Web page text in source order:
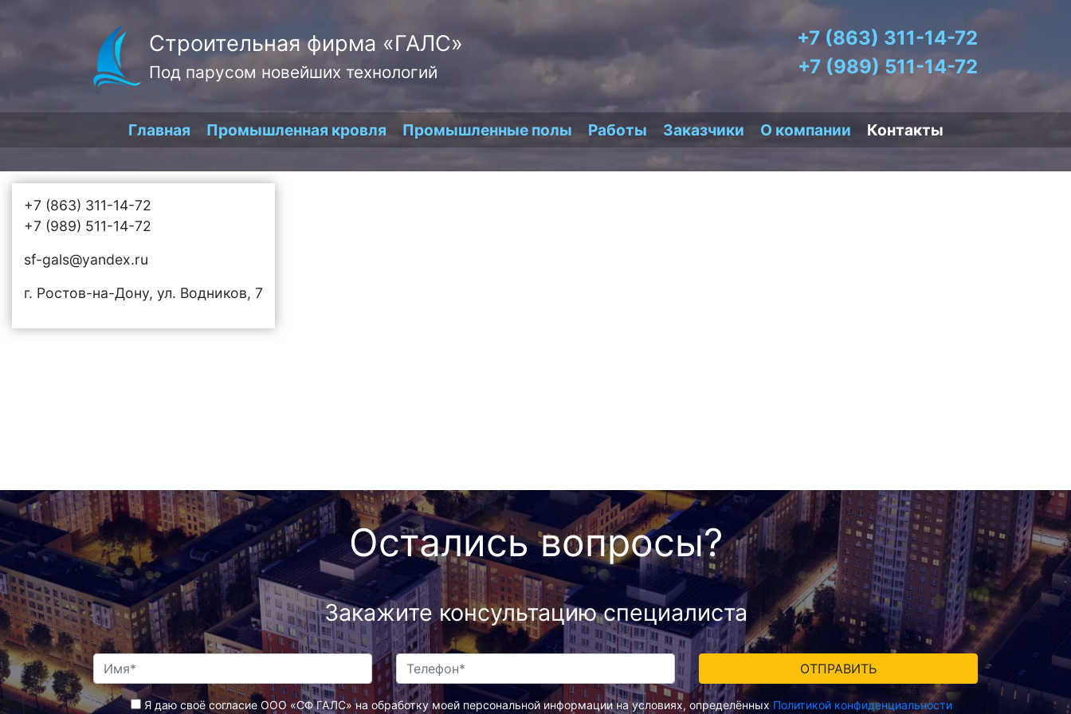
Строительная фирма «ГАЛС»
Под парусом новейших технологий
+7 (863) 311-14-72
+7 (989) 511-14-72
Главная Промышленная кровля Промышленные полы Работы Заказчики О компании Контакты
+7 (863) 311-14-72
+7 (989) 511-14-72
sf-gals@yandex.ru
г. Ростов-на-Дону, ул. Водников, 7
Остались вопросы?
Закажите консультацию специалиста
Я даю своё согласие ООО «СФ ГАЛС» на обработку моей персональной информации на условиях, определённых Политикой конфиденциальности